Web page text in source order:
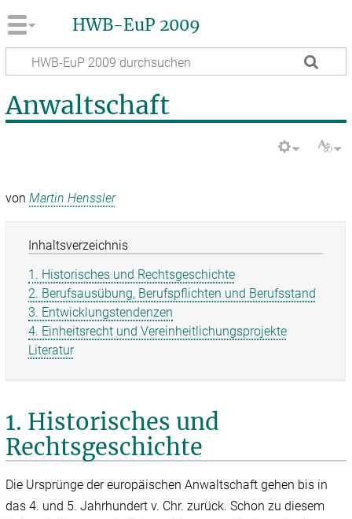
HWB-EuP 2009
Anwaltschaft
vonMartin Henssler
Inhaltsverzeichnis
1. Historisches und Rechtsgeschichte
2. Berufsausübung, Berufspflichten und Berufsstand
3. Entwicklungstendenzen
4. Einheitsrecht und Vereinheitlichungsprojekte
Literatur
1. Historisches und
Rechtsgeschichte
Die Ursprünge der europäischen Anwaltschaft gehen bis in
das 4. und 5. Jahrhundert v. Chr. zurück. Schon zu diesem